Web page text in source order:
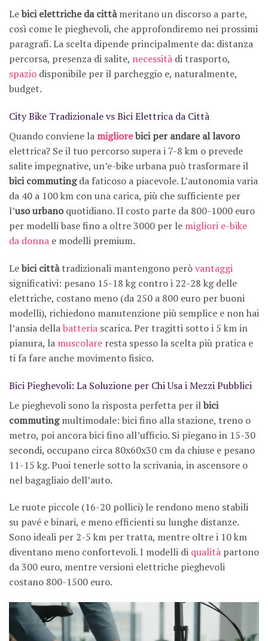
Lebici elettriche da cittàmeritano un discorso a parte,
così come le pieghevoli, che approfondiremo nei prossimi
paragrafi. La scelta dipende principalmente da: distanza
percorsa, presenza di salite, necessità di trasporto,
spazio disponibile per il parcheggio e, naturalmente,
budget.
City Bike Tradizionale vs Bici Elettrica da Città
Quando conviene la migliorebici per andare al lavoro
elettrica? Se il tuo percorso supera i 7-8 km o prevede
salite impegnative, un’e-bike urbana può trasformare il
bici commutingda faticoso a piacevole. L’autonomia varia
da 40 a 100 km con una carica, più che sufficiente per
l’uso urbanoquotidiano. Il costo parte da 800-1000 euro
per modelli base fino a oltre 3000 per le migliori e-bike
da donna e modelli premium.
Lebici cittàtradizionali mantengono peròvantaggi
significativi: pesano 15-18 kg contro i 22-28 kg delle
elettriche, costano meno (da 250 a 800 euro per buoni
modelli), richiedono manutenzione più semplice e non hai
l’ansia dellabatteria scarica. Per tragitti sotto i 5 km in
pianura, la muscolare resta spesso la scelta più pratica e
ti fa fare anche movimento fisico.
Bici Pieghevoli: La Soluzione per Chi Usa i Mezzi Pubblici
Le pieghevoli sono la risposta perfetta per ilbici
commutingmultimodale: bici fino alla stazione, treno o
metro, poi ancora bici fino all’ufficio. Si piegano in 15-30
secondi, occupano circa 80x60x30 cm da chiuse e pesano
11-15 kg. Puoi tenerle sotto la scrivania, in ascensore o
nel bagagliaio dell’auto.
Le ruote piccole (16-20 pollici) le rendono meno stabili
su pavé e binari, e meno efficienti su lunghe distanze.
Sono ideali per 2-5 km per tratta, mentre oltre i 10 km
diventano meno confortevoli. I modelli di qualità partono
da 300 euro, mentre versioni elettriche pieghevoli
costano 800-1500 euro.